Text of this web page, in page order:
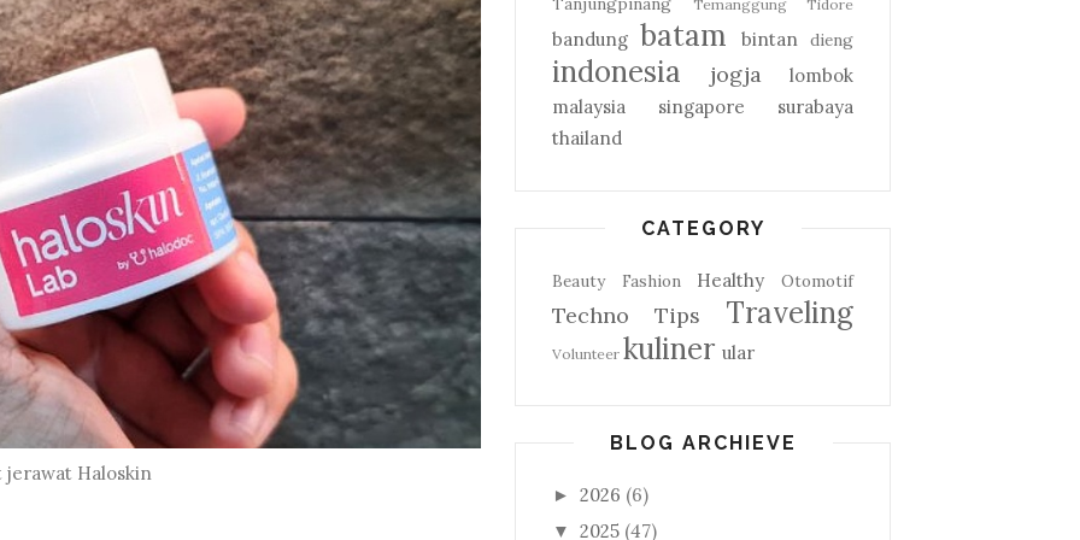
jerawat Haloskin
Temanggung Tidore
bandung batam bintan dieng
indonesia jogja
lombok
malaysia
singapore
surabaya
thailand
CATEGORY
Beauty Fashion Healthy Otomotif
Techno Tips Traveling
Volunteer kuliner ular
BLOG ARCHIEVE
► 2026 (6)
▼ 2025 (47)